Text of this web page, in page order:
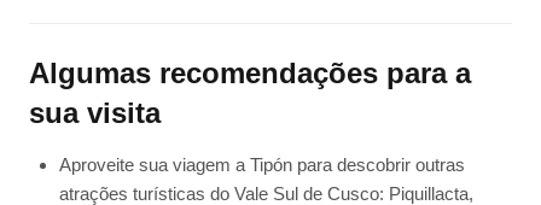
Algumas recomendações para a
sua visita
Aproveite sua viagem a Tipón para descobrir outras
atrações turísticas do Vale Sul de Cusco: Piquillacta,